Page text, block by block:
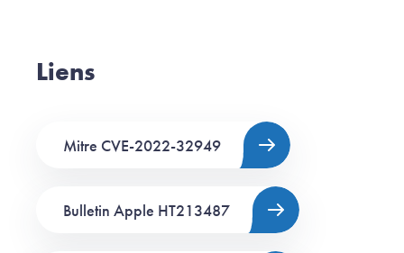
Liens
Mitre CVE-2022-32949
Bulletin Apple HT213487